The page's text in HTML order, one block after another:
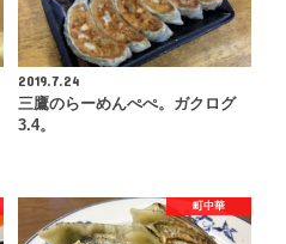
2019.7.24
三鷹のらーめんぺぺ。ガクログ
3.4。
町中華